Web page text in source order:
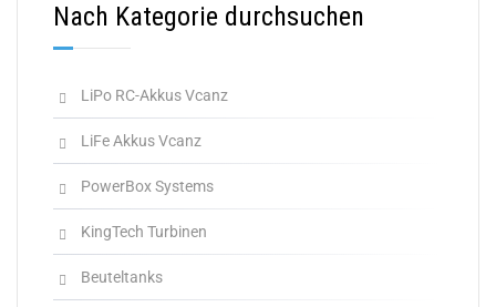
Nach Kategorie durchsuchen
LiPo RC-Akkus Vcanz
LiFe Akkus Vcanz
PowerBox Systems
KingTech Turbinen
Beuteltanks